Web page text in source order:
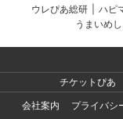
ウレぴあ総研 ハピ
うまいめし
チケットぴあ
会社案内
プライバシ